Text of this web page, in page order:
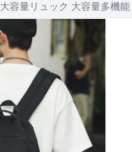
大容量リュック 大容量多機